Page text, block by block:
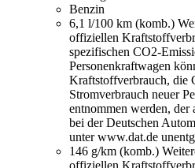
Benzin
6,1 l/100 km (komb.)
offiziellen
spezifischen CO2-
Personenkraftwagen
Kraftstoffverbrauch, die
Stromverbrauch neuer
entnommen werden, der
bei der Deutschen
unter www.dat.de
146 g/km (komb.)
offiziellen